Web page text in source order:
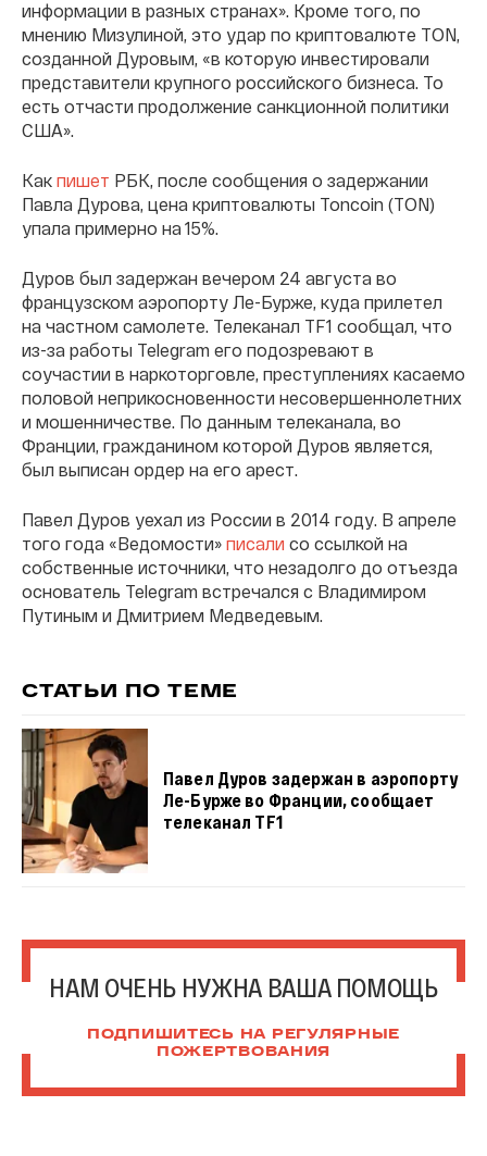
информации в разных странах». Кроме того, по
мнению Мизулиной, это удар по криптовалюте TON,
созданной Дуровым, «в которую инвестировали
представители крупного российского бизнеса. То
есть отчасти продолжение санкционной политики
США».
Как пишет РБК, после сообщения о задержании
Павла Дурова, цена криптовалюты Toncoin (TON)
упала примерно на 15%.
Дуров был задержан вечером 24 августа во
французском аэропорту Ле-Бурже, куда прилетел
на частном самолете. Телеканал TF1 сообщал, что
из-за работы Telegram его подозревают в
соучастии в наркоторговле, преступлениях касаемо
половой неприкосновенности несовершеннолетних
и мошенничестве. По данным телеканала, во
Франции, гражданином которой Дуров является,
был выписан ордер на его арест.
Павел Дуров уехал из России в 2014 году. В апреле
того года «Ведомости» писали со ссылкой на
собственные источники, что незадолго до отъезда
основатель Telegram встречался с Владимиром
Путиным и Дмитрием Медведевым.
СТАТЬИ ПО ТЕМЕ
Павел Дуров задержан в аэропорту
Ле-Бурже во Франции, сообщает
телеканал TF1
НАМ ОЧЕНЬ НУЖНА ВАША ПОМОЩЬ
ПОДПИШИТЕСЬ НА РЕГУЛЯРНЫЕ
ПОЖЕРТВОВАНИЯ